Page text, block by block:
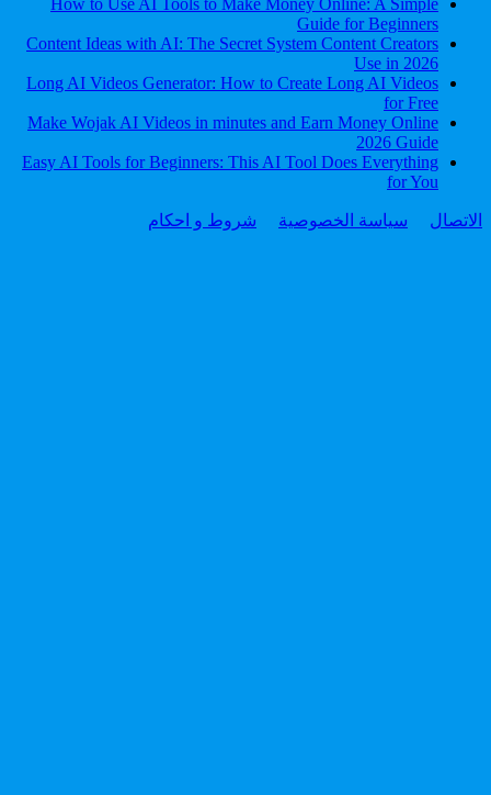
How to Use AI Tools to Make Money Online: A Simple
Guide for Beginners
Content Ideas with AI: The Secret System Content Creators
Use in 2026
Long AI Videos Generator: How to Create Long AI Videos
for Free
Make Wojak AI Videos in minutes and Earn Money Online
2026 Guide
Easy AI Tools for Beginners: This AI Tool Does Everything
for You
الاتصال سياسة الخصوصية شروط و احكام